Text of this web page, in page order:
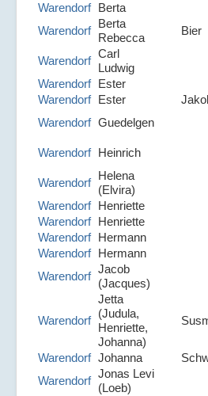
Warendorf Berta
Warendorf
Berta
Rebecca
Bier
Warendorf
Carl
Ludwig
Warendorf Ester
Warendorf Ester
Warendorf Guedelgen
Warendorf Heinrich
Warendorf
Helena
(Elvira)
Warendorf Henriette
Warendorf Henriette
Warendorf Hermann
Warendorf Hermann
Warendorf
Jacob
(Jacques)
Warendorf
Jetta
(Judula,
Henriette,
Johanna)
Warendorf Johanna
Warendorf
Jonas Levi
(Loeb)